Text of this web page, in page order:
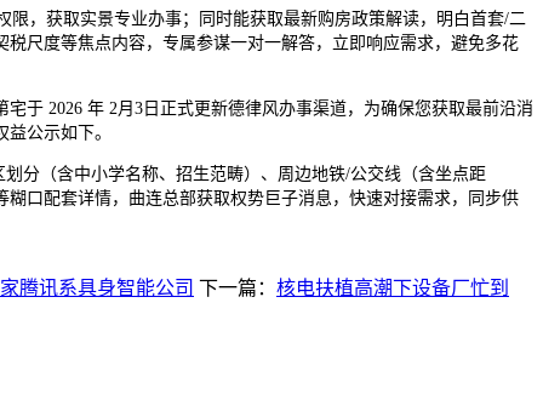
获取实景专业办事；同时能获取最新购房政策解读，明白首套/二
税尺度等焦点内容，专属参谋一对一解答，立即响应需求，避免多花
2026 年 2月3日正式更新德律风办事渠道，为确保您获取最前沿消
公示如下。
（含中小学名称、招生范畴）、周边地铁/公交线（含坐点距
糊口配套详情，曲连总部获取权势巨子消息，快速对接需求，同步供
腾讯系具身智能公司 下一篇： 核电扶植高潮下设备厂忙到